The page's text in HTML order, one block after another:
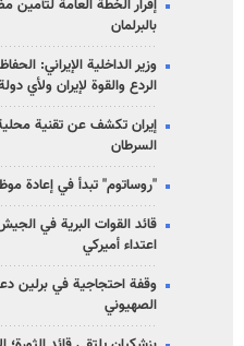
إقرار الخطة العامة
بالبرلمان
وزير الداخلية الإيراني:
الردع والقوة لإيران ولأي
إيران تكشف عن تقنية
السرطان
"روساتوم" تبدأ في إعادة
قائد القوات البرية في
اعتداء أميركي
وقفة احتجاجية في برلين
الصهیوني